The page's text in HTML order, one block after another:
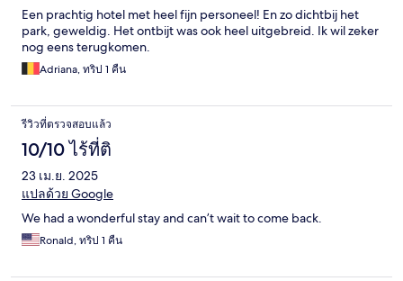
Een prachtig hotel met heel fijn personeel! En zo dichtbij het
park, geweldig. Het ontbijt was ook heel uitgebreid. Ik wil zeker
nog eens terugkomen.
Adriana, ทริป 1 คืน
รีวิวที่ตรวจสอบแล้ว
10/10 ไร้ที่ติ
23 เม.ย. 2025
แปลด้วย Google
We had a wonderful stay and can’t wait to come back.
Ronald, ทริป 1 คืน